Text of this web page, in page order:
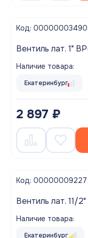
Код: 00000003490
Наличие товара:
Екатеринбург
2 897 ₽
Код: 00000009227
Наличие товара:
Екатеринбург